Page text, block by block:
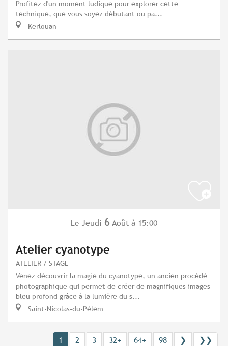
Profitez d'un moment ludique pour explorer cette
technique, que vous soyez débutant ou pa...
Kerlouan
Le Jeudi 6 Août à 15:00
Atelier cyanotype
ATELIER / STAGE
Venez découvrir la magie du cyanotype, un ancien procédé
photographique qui permet de créer de magnifiques images
bleu profond grâce à la lumière du s...
Saint-Nicolas-du-Pélem
1 2 3 32+ 64+ 98 ❯ ❯❯